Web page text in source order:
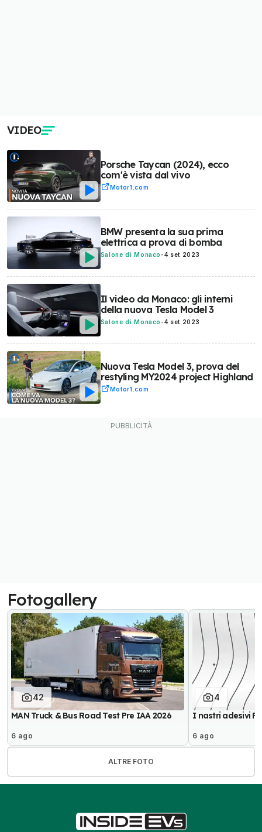
VIDEO
Porsche Taycan (2024), ecco
com'è vista dal vivo
Motor1.com
BMW presenta la sua prima
elettrica a prova di bomba
Salone di Monaco -4 set 2023
Il video da Monaco: gli interni
della nuova Tesla Model 3
Salone di Monaco -4 set 2023
Nuova Tesla Model 3, prova del
restyling MY2024 project Highland
Motor1.com
Fotogallery
42
MAN Truck & Bus Road Test Pre IAA 2026
6 ago
4
I nastri adesivi
6 ago
ALTRE FOTO